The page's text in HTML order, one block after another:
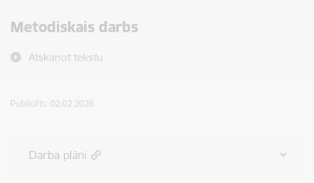
Metodiskais darbs
Atskaņot tekstu
Publicēts: 02.02.2026.
Darba plāni